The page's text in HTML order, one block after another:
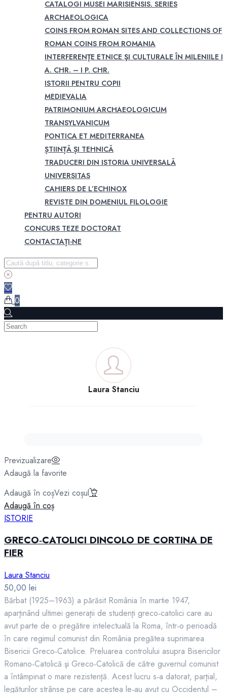
CATALOGI MUSEI MARISIENSIS. SERIES
ARCHAEOLOGICA
COINS FROM ROMAN SITES AND COLLECTIONS OF
ROMAN COINS FROM ROMANIA
INTERFERENŢE ETNICE ŞI CULTURALE ÎN MILENIILE I
A. CHR. – I P. CHR.
ISTORII PENTRU COPII
MEDIEVALIA
PATRIMONIUM ARCHAEOLOGICUM
TRANSYLVANICUM
PONTICA ET MEDITERRANEA
ȘTIINȚĂ ȘI TEHNICĂ
TRADUCERI DIN ISTORIA UNIVERSALĂ
UNIVERSITAS
CAHIERS DE L’ECHINOX
REVISTE DIN DOMENIUL FILOLOGIE
PENTRU AUTORI
CONCURS TEZE DOCTORAT
CONTACTAȚI-NE
0
Laura Stanciu
Previzualizare
Adaugă la favorite
Adaugă în coșVezi coșul
Adaugă în coș
ISTORIE
GRECO‑CATOLICI DINCOLO DE CORTINA DE
FIER
Laura Stanciu
50,00 lei
Bărbat (1925–1963) a părăsit România în martie 1947,
aparţinând ultimei generaţii de studenţi greco‑catolici care au
avut parte de o pregătire intelectuală la Roma, într‑o perioadă
în care regimul comunist din România pregătea suprimarea
Bisericii Greco‑Catolice. Preluarea controlului asupra Bisericilor
Romano‑Catolică şi Greco‑Catolică de către guvernul comunist
a întâmpinat o mare rezistenţă. Acest lucru s‑a datorat, parţial,
legăturilor strânse pe care acestea le‑au avut cu Occidentul –